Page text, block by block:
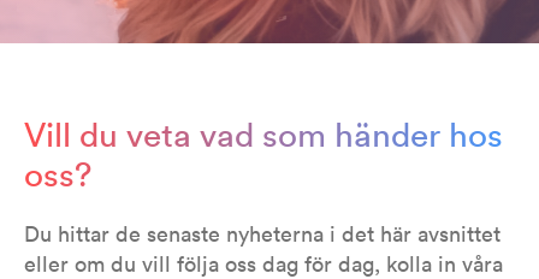
Vill du veta vad som händer hos
oss?
Du hittar de senaste nyheterna i det här avsnittet
eller om du vill följa oss dag för dag, kolla in våra